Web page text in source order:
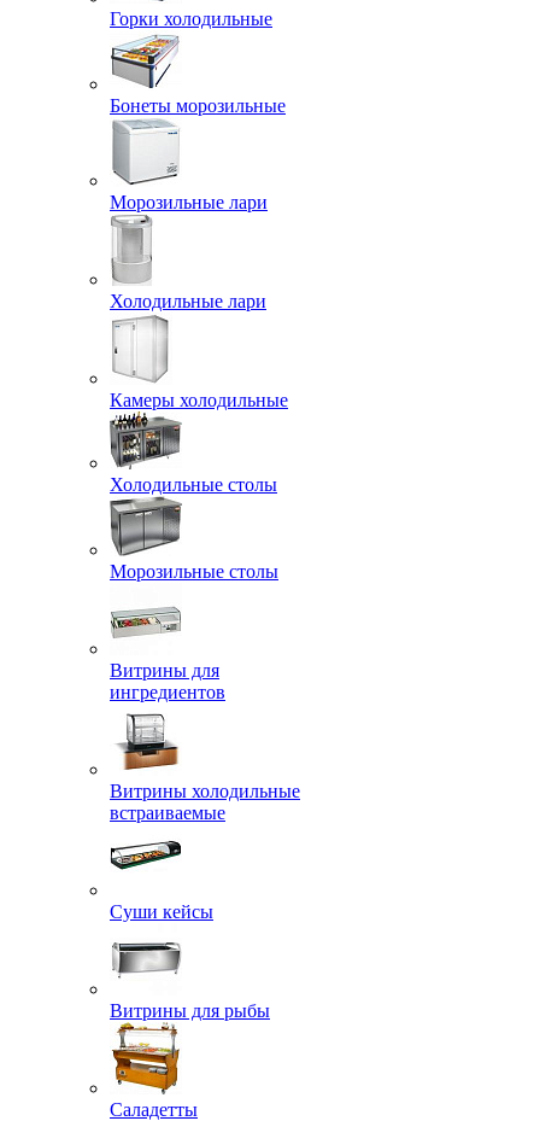
Горки холодильные
Бонеты морозильные
Морозильные лари
Холодильные лари
Камеры холодильные
Холодильные столы
Морозильные столы
Витрины для
ингредиентов
Витрины холодильные
встраиваемые
Суши кейсы
Витрины для рыбы
Саладетты